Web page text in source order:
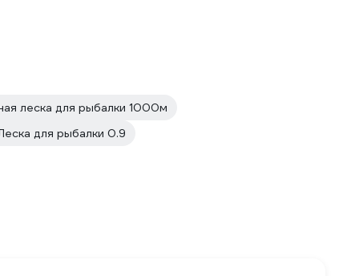
леска для рыбалки 1000м
для рыбалки 0.9